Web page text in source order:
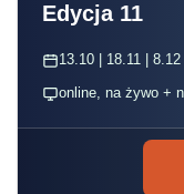
Edycja 11
13.10 | 18.11 |
online, na żywo +